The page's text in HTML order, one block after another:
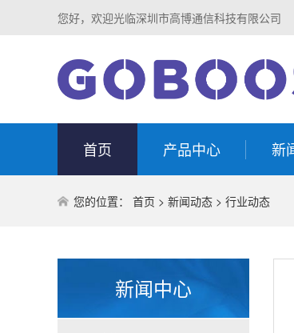
您好，欢迎光临深圳市高博通信科技有限公司
首页 产品中心 新
您的位置： 首页 > 新闻动态 > 行业动态
新闻中心